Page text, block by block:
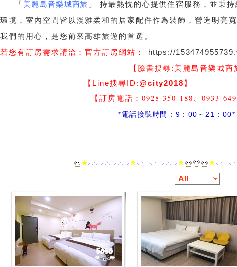
「 美麗島音樂城商旅 」 持最熱忱的心提供住宿服務，並秉
環境，室內空間皆以淡雅柔和的居家配件作為裝飾，營造明亮
我們的用心，是您前來高雄旅遊的首選。
若您有訂房需求請洽： 官方訂房網站： https://
【臉書搜尋: 美麗島音樂城商
【Line搜尋ID:@city2018 】
【訂房電話：0928-350-188、0933-649-
*電話接聽時間：9：00～21：00*